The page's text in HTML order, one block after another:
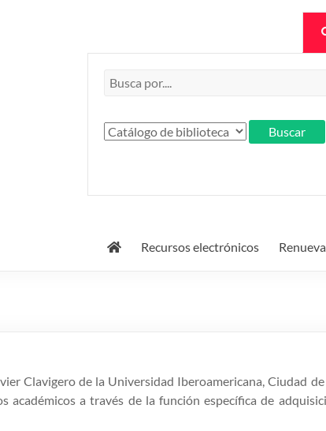
Recursos electrónicos
Clavigero de la Universidad Iberoamericana, Ciudad
académicos a través de la función específica de